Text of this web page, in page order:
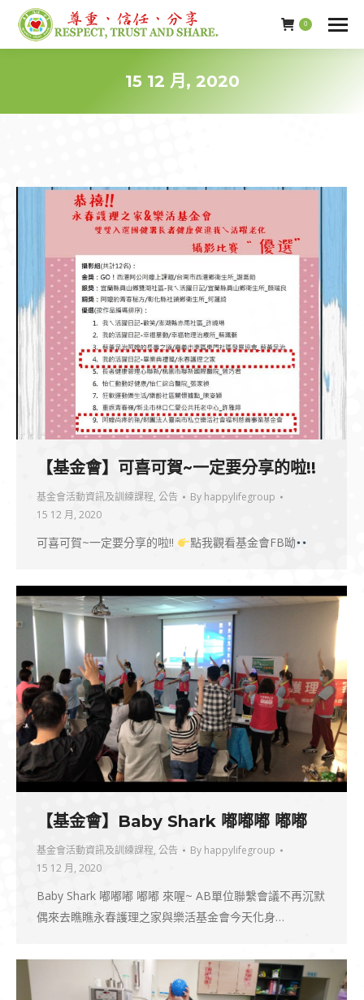
0
15 12 月, 2020
【基金會】可喜可賀~一定要分享的啦!!
基金會活動資訊及訓練課程, 公告 By happylifegroup
15 12 月, 2020
可喜可賀~一定要分享的啦!! 點我觀看基金會FB呦
【基金會】Baby Shark 嘟嘟嘟 嘟嘟
基金會活動資訊及訓練課程, 公告 By happylifegroup
15 12 月, 2020
Baby Shark 嘟嘟嘟 嘟嘟 來喔~ AB單位聯繫會議不再沉默
偶來去瞧瞧永春護理之家與樂活基金會今天化身…